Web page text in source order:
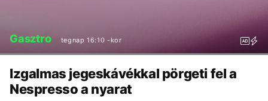
Gasztro tegnap 16:10 -kor
Izgalmas jegeskávékkal pörgeti fel a
Nespresso a nyarat